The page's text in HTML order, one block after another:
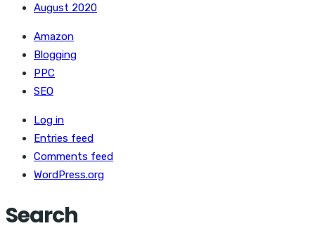
August 2020
Amazon
Blogging
PPC
SEO
Log in
Entries feed
Comments feed
WordPress.org
Search